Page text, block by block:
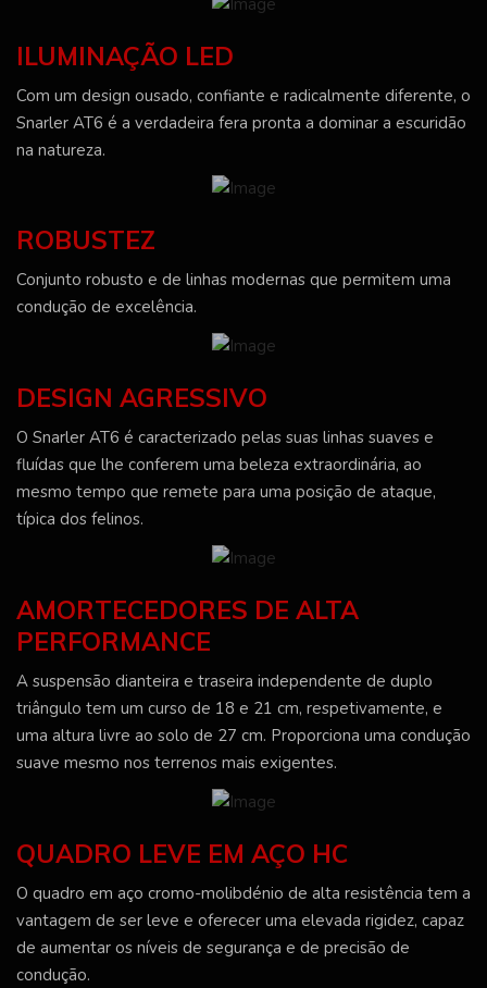
ILUMINAÇÃO LED
Com um design ousado, confiante e radicalmente diferente, o
Snarler AT6 é a verdadeira fera pronta a dominar a escuridão
na natureza.
ROBUSTEZ
Conjunto robusto e de linhas modernas que permitem uma
condução de excelência.
DESIGN AGRESSIVO
O Snarler AT6 é caracterizado pelas suas linhas suaves e
fluídas que lhe conferem uma beleza extraordinária, ao
mesmo tempo que remete para uma posição de ataque,
típica dos felinos.
AMORTECEDORES DE ALTA
PERFORMANCE
A suspensão dianteira e traseira independente de duplo
triângulo tem um curso de 18 e 21 cm, respetivamente, e
uma altura livre ao solo de 27 cm. Proporciona uma condução
suave mesmo nos terrenos mais exigentes.
QUADRO LEVE EM AÇO HC
O quadro em aço cromo-molibdénio de alta resistência tem a
vantagem de ser leve e oferecer uma elevada rigidez, capaz
de aumentar os níveis de segurança e de precisão de
condução.